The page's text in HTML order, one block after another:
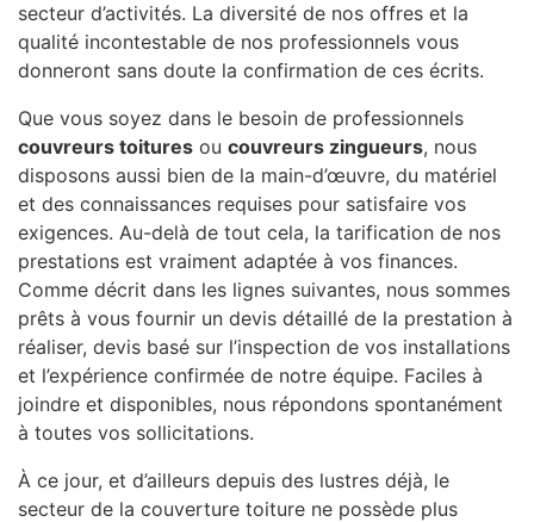
secteur d’activités. La diversité de nos offres et la
qualité incontestable de nos professionnels vous
donneront sans doute la confirmation de ces écrits.
Que vous soyez dans le besoin de professionnels
couvreurs toitures ou couvreurs zingueurs, nous
disposons aussi bien de la main-d’œuvre, du matériel
et des connaissances requises pour satisfaire vos
exigences. Au-delà de tout cela, la tarification de nos
prestations est vraiment adaptée à vos finances.
Comme décrit dans les lignes suivantes, nous sommes
prêts à vous fournir un devis détaillé de la prestation à
réaliser, devis basé sur l’inspection de vos installations
et l’expérience confirmée de notre équipe. Faciles à
joindre et disponibles, nous répondons spontanément
à toutes vos sollicitations.
À ce jour, et d’ailleurs depuis des lustres déjà, le
secteur de la couverture toiture ne possède plus